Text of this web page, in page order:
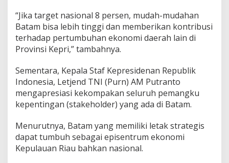
T
a
n
s
o
r
a
s
L
a
u
t
“Jika target nasional 8 persen, mudah-mudahan
Batam bisa lebih tinggi dan memberikan kontribusi
terhadap pertumbuhan ekonomi daerah lain di
Provinsi Kepri,” tambahnya.
Sementara, Kepala Staf Kepresidenan Republik
Indonesia, Letjend TNI (Purn) AM Putranto
mengapresiasi kekompakan seluruh pemangku
kepentingan (stakeholder) yang ada di Batam.
Menurutnya, Batam yang memiliki letak strategis
dapat tumbuh sebagai episentrum ekonomi
Kepulauan Riau bahkan nasional.